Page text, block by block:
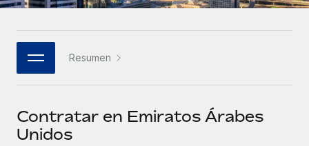
mediante nuestro MCP.
Integraciones
esenciales.
ASOCIARSE
Socios tecnológicos estratégicos
Descubre oportunidades de colaborar con nosotros.
Remote Build
Eventos
Sala de prensa
Centro de información
한국어
中文（简体）
Resumen
Contratar en Emiratos Árabes
Unidos